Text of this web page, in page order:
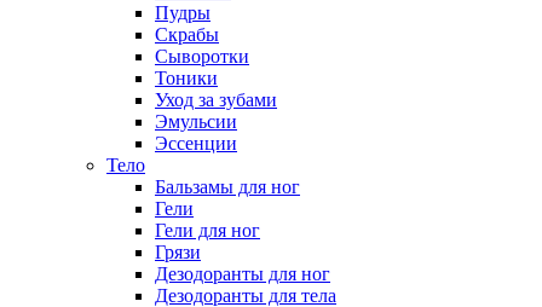
Пудры
Скрабы
Сыворотки
Тоники
Уход за зубами
Эмульсии
Эссенции
Тело
Бальзамы для ног
Гели
Гели для ног
Грязи
Дезодоранты для ног
Дезодоранты для тела